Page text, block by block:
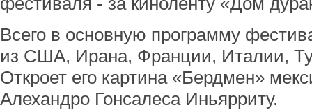
Всего в основную программу
из США, Ирана, Франции, Италии,
Откроет его картина «Бердмен»
Алехандро Гонсалеса Иньярриту.